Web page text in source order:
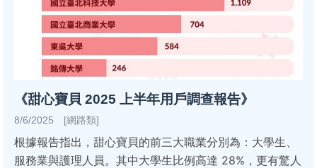
《甜心寶貝 2025 上半年用戶調查報告》
8/6/2025 [網路類]
根據報告指出，甜心寶貝的前三大職業分別為：大學生、
服務業與護理人員。其中大學生比例高達 28%，更有驚人